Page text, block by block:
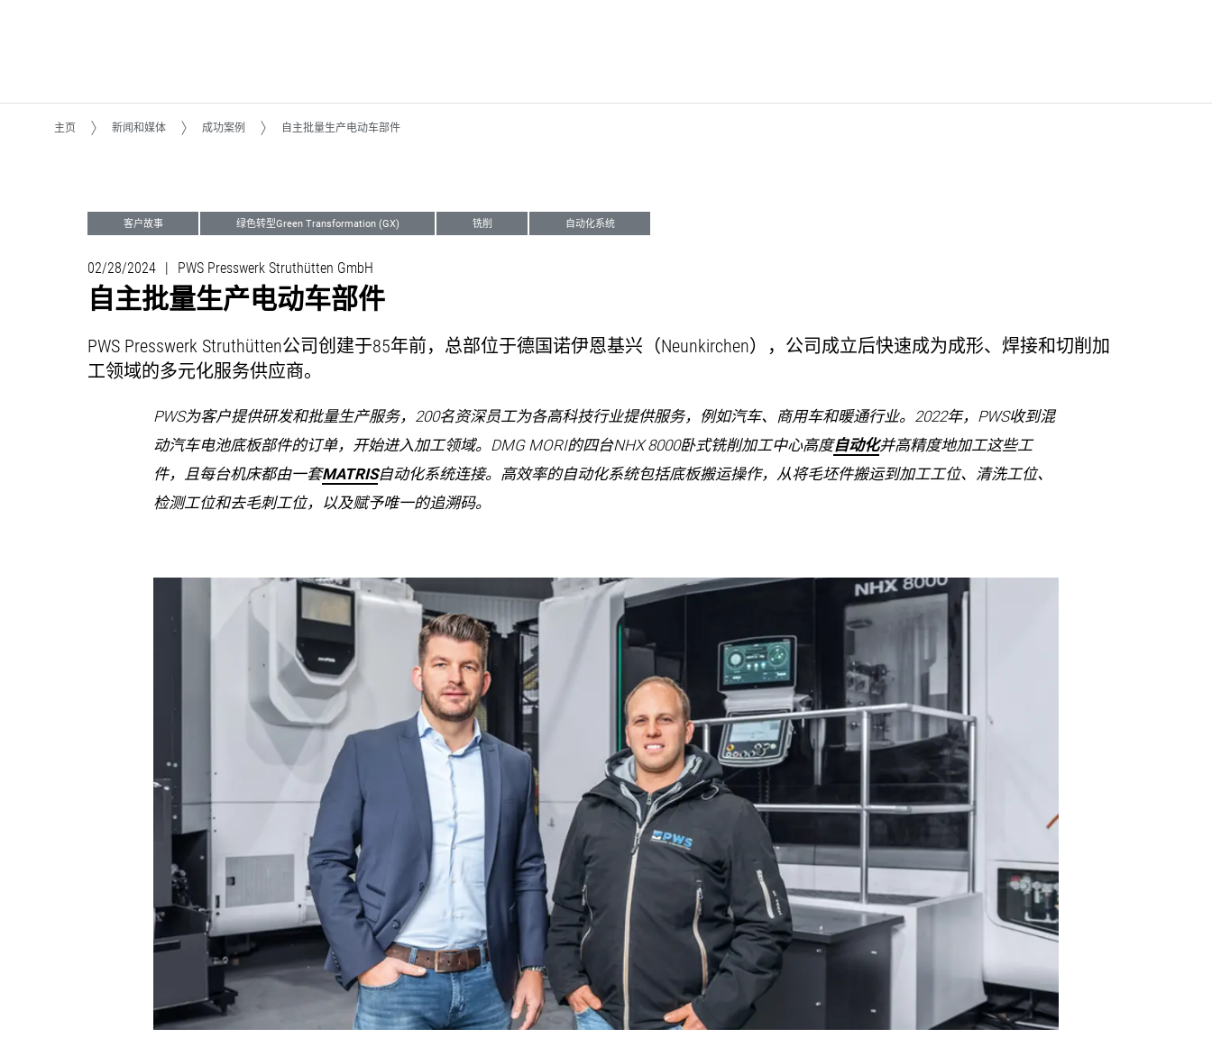
主页 新闻和媒体 成功案例 自主批量生产电动车部件
客户故事 绿色转型Green Transformation (GX) 铣削 自动化系统
02/28/2024 | PWS Presswerk Struthütten GmbH
自主批量生产电动车部件
PWS Presswerk Struthütten公司创建于85年前，总部位于德国诺伊恩基兴（Neunkirchen），公司成立后快速成为成形、焊接和切削加
工领域的多元化服务供应商。
PWS为客户提供研发和批量生产服务，200名资深员工为各高科技行业提供服务，例如汽车、商用车和暖通行业。2022年，PWS收到混
动汽车电池底板部件的订单，开始进入加工领域。DMG MORI的四台NHX 8000卧式铣削加工中心高度自动化并高精度地加工这些工
件，且每台机床都由一套MATRIS自动化系统连接。高效率的自动化系统包括底板搬运操作，从将毛坯件搬运到加工工位、清洗工位、
检测工位和去毛刺工位，以及赋予唯一的追溯码。